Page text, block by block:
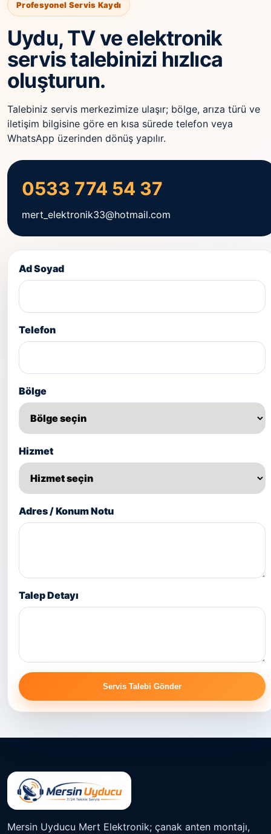
Profesyonel Servis Kaydı
Uydu, TV ve elektronik
servis talebinizi hızlıca
oluşturun.
Talebiniz servis merkezimize ulaşır; bölge, arıza türü ve
iletişim bilgisine göre en kısa sürede telefon veya
WhatsApp üzerinden dönüş yapılır.
0533 774 54 37
mert_elektronik33@hotmail.com
Ad Soyad
Telefon
Bölge
Hizmet
Adres / Konum Notu
Talep Detayı
Servis Talebi Gönder
Mersin Uyducu Mert Elektronik; çanak anten montajı,